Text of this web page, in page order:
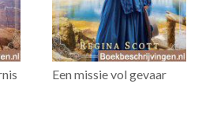
Een missie vol gevaar